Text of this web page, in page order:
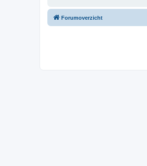
Forumoverzicht